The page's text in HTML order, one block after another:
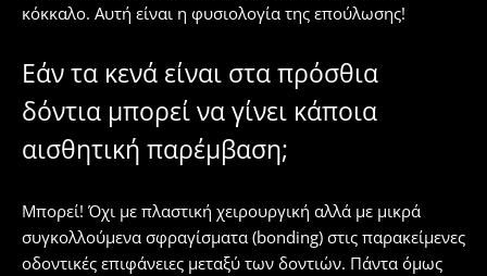
κόκκαλο. Αυτή είναι η φυσιολογία της επούλωσης!
Εάν τα κενά είναι στα πρόσθια
δόντια μπορεί να γίνει κάποια
αισθητική παρέμβαση;
Μπορεί! Όχι με πλαστική χειρουργική αλλά με μικρά
συγκολλούμενα σφραγίσματα (bonding) στις παρακείμενες
οδοντικές επιφάνειες μεταξύ των δοντιών. Πάντα όμως